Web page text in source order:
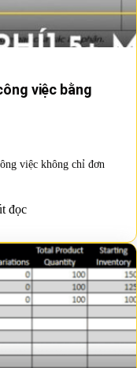
việc bằng
việc không chỉ đơn
đọc